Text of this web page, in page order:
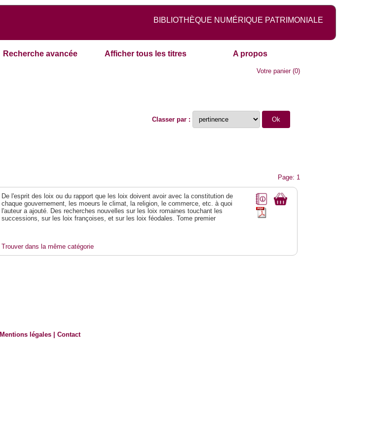
BIBLIOTHÈQUE NUMÉRIQUE PATRIMONIALE
Recherche avancée Afficher tous les titres A propos
Votre panier(0)
Classer par :
Page: 1
De l'esprit des loix ou du rapport que les loix doivent avoir avec la constitution de
chaque gouvernement, les moeurs le climat, la religion, le commerce, etc. à quoi
l'auteur a ajouté. Des recherches nouvelles sur les loix romaines touchant les
successions, sur les loix françoises, et sur les loix féodales. Tome premier
Trouver dans la même catégorie
Mentions légales |Contact